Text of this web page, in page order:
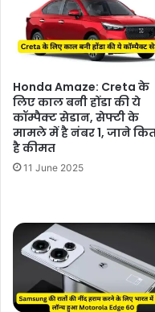
Honda Amaze: Creta के
लिए काल बनी होंडा की ये
कॉम्पैक्ट सेडान, सेफ्टी के
मामले में है नंबर 1, जाने
है कीमत
11 June 2025